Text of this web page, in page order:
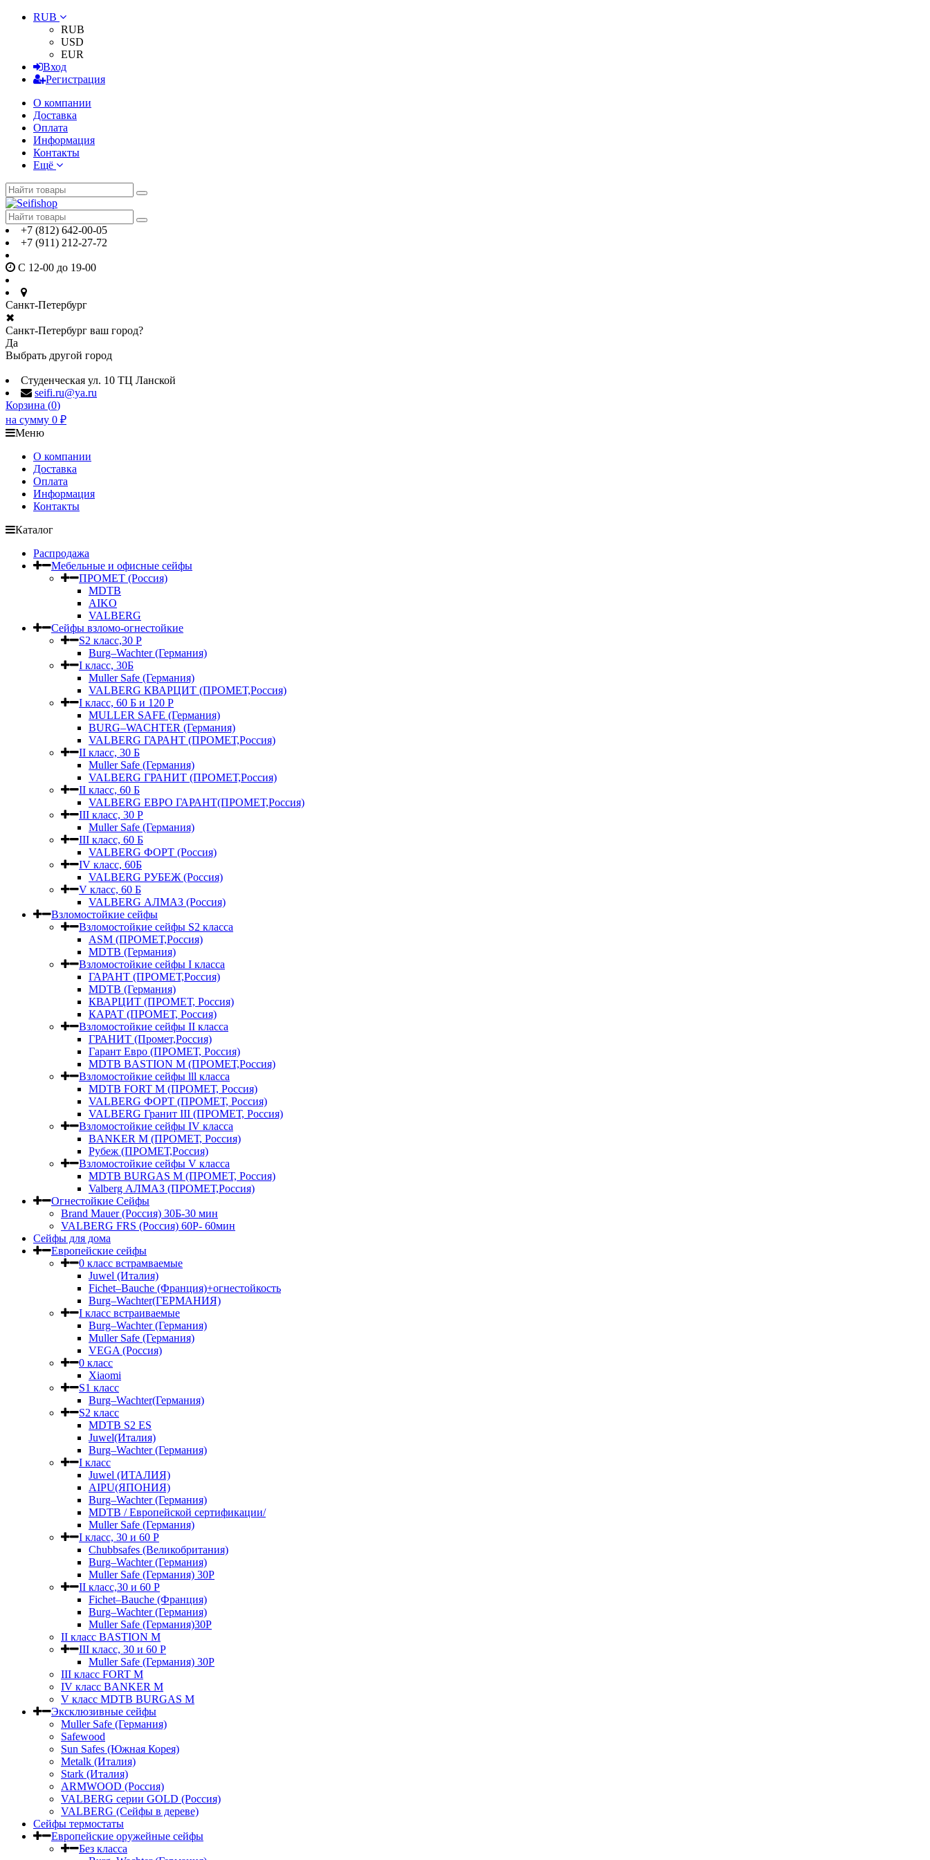
RUB
RUB
USD
EUR
Вход
Регистрация
О компании
Доставка
Оплата
Информация
Контакты
Ещё
+7 (812) 642-00-05
+7 (911) 212-27-72
С 12-00 до 19-00
Санкт-Петербург
✖
Санкт-Петербург ваш город?
Да
Выбрать другой город
Студенческая ул. 10 ТЦ Ланской
seifi.ru@ya.ru
Корзина (0)
на сумму 0 ₽
Меню
О компании
Доставка
Оплата
Информация
Контакты
Каталог
Распродажа
Мебельные и офисные сейфы
ПРОМЕТ (Россия)
MDTB
AIKO
VALBERG
Сейфы взломо-огнестойкие
S2 класс,30 Р
Burg–Wachter (Германия)
I класс, 30Б
Muller Safe (Германия)
VALBERG КВАРЦИТ (ПРОМЕТ,Россия)
I класс, 60 Б и 120 Р
MULLER SAFE (Германия)
BURG–WACHTER (Германия)
VALBERG ГАРАНТ (ПРОМЕТ,Россия)
II класс, 30 Б
Muller Safe (Германия)
VALBERG ГРАНИТ (ПРОМЕТ,Россия)
II класс, 60 Б
VALBERG ЕВРО ГАРАНТ(ПРОМЕТ,Россия)
III класс, 30 Р
Muller Safe (Германия)
III класс, 60 Б
VALBERG ФОРТ (Россия)
IV класс, 60Б
VALBERG РУБЕЖ (Россия)
V класс, 60 Б
VALBERG АЛМАЗ (Россия)
Взломостойкие сейфы
Взломостойкие сейфы S2 класса
ASM (ПРОМЕТ,Россия)
MDTB (Германия)
Взломостойкие сейфы I класса
ГАРАНТ (ПРОМЕТ,Россия)
MDTB (Германия)
КВАРЦИТ (ПРОМЕТ, Россия)
КАРАТ (ПРОМЕТ, Россия)
Взломостойкие сейфы II класса
ГРАНИТ (Промет,Россия)
Гарант Евро (ПРОМЕТ, Россия)
MDTB BASTION M (ПРОМЕТ,Россия)
Взломостойкие сейфы lll класса
MDTB FORT M (ПРОМЕТ, Россия)
VALBERG ФОРТ (ПРОМЕТ, Россия)
VALBERG Гранит III (ПРОМЕТ, Россия)
Взломостойкие сейфы IV класса
BANKER M (ПРОМЕТ, Россия)
Рубеж (ПРОМЕТ,Россия)
Взломостойкие сейфы V класса
MDTB BURGAS M (ПРОМЕТ, Россия)
Valberg АЛМАЗ (ПРОМЕТ,Россия)
Огнестойкие Сейфы
Brand Mauer (Россия) 30Б-30 мин
VALBERG FRS (Россия) 60Р- 60мин
Сейфы для дома
Европейские сейфы
0 класс встрамваемые
Juwel (Италия)
Fichet–Bauche (Франция)+огнестойкость
Burg–Wachter(ГЕРМАНИЯ)
I класс встраиваемые
Burg–Wachter (Германия)
Muller Safe (Германия)
VEGA (Россия)
0 класс
Xiaomi
S1 класс
Burg–Wachter(Германия)
S2 класс
MDTB S2 ES
Juwel(Италия)
Burg–Wachter (Германия)
I класс
Juwel (ИТАЛИЯ)
AIPU(ЯПОНИЯ)
Burg–Wachter (Германия)
MDTB / Европейской сертификации/
Muller Safe (Германия)
I класс, 30 и 60 P
Chubbsafes (Великобритания)
Burg–Wachter (Германия)
Muller Safe (Германия) 30Р
II класс,30 и 60 P
Fichet–Bauche (Франция)
Burg–Wachter (Германия)
Muller Safe (Германия)30P
II класс BASTION M
III класс, 30 и 60 P
Muller Safe (Германия) 30Р
III класс FORT M
IV класс BANKER M
V класс МDTB BURGAS M
Эксклюзивные сейфы
Muller Safe (Германия)
Safewood
Sun Safes (Южная Корея)
Metalk (Италия)
Stark (Италия)
ARMWOOD (Россия)
VALBERG серии GOLD (Россия)
VALBERG (Сейфы в дереве)
Сейфы термостаты
Европейские оружейные сейфы
Без класса